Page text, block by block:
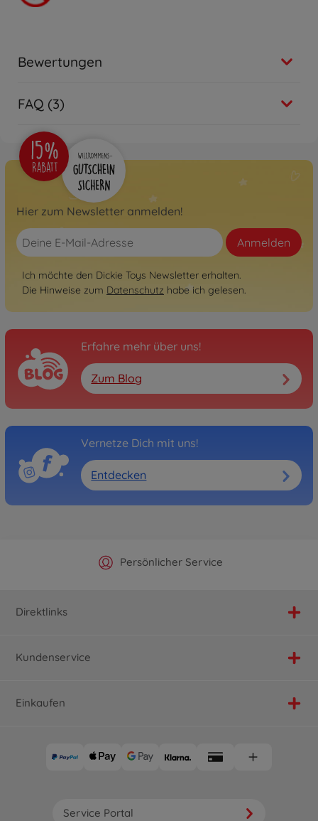
Bewertungen
FAQ (3)
Hier zum Newsletter anmelden!
Anmelden
Ich möchte den Dickie Toys Newsletter erhalten.
Die Hinweise zum Datenschutz habe ich gelesen.
Erfahre mehr über uns!
Zum Blog
Vernetze Dich mit uns!
Entdecken
Offizieller Hersteller Shop
Persönlicher Service
Versandkostenfrei ab 25€
Schnelle Lieferung
Direktlinks
Kundenservice
Einkaufen
Service Portal